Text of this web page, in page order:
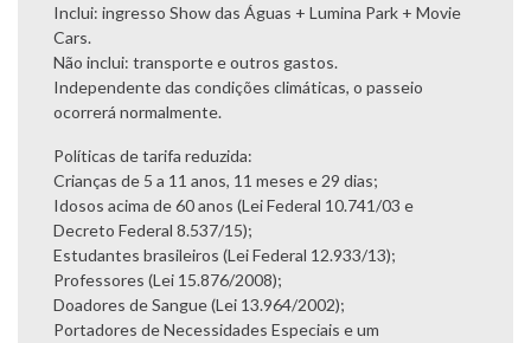
Inclui: ingresso Show das Águas + Lumina Park + Movie
Cars.
Não inclui: transporte e outros gastos.
Independente das condições climáticas, o passeio
ocorrerá normalmente.
Políticas de tarifa reduzida:
Crianças de 5 a 11 anos, 11 meses e 29 dias;
Idosos acima de 60 anos (Lei Federal 10.741/03 e
Decreto Federal 8.537/15);
Estudantes brasileiros (Lei Federal 12.933/13);
Professores (Lei 15.876/2008);
Doadores de Sangue (Lei 13.964/2002);
Portadores de Necessidades Especiais e um